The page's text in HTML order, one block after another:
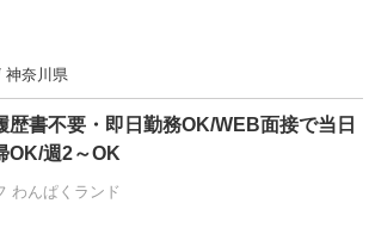
神奈川県
歴書不要・即日勤務OK/WEB面接で当日
OK/週2～OK
わんぱくランド